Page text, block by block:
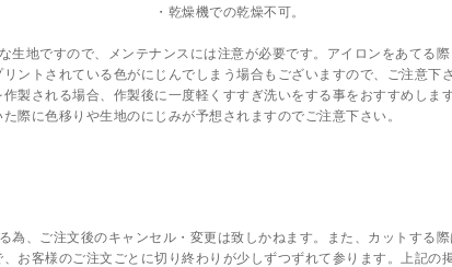
・乾燥機での乾燥不可。
生地ですので、メンテナンスには注意が必要です。アイロンをあてる
ントされている色がにじんでしまう場合もございますので、ご注意下
製される場合、作製後に一度軽くすすぎ洗いをする事をおすすめしま
際に色移りや生地のにじみが予想されますのでご注意下さい。
為、ご注文後のキャンセル・変更は致しかねます。また、カットする
お客様のご注文ごとに切り終わりが少しずつずれて参ります。上記の